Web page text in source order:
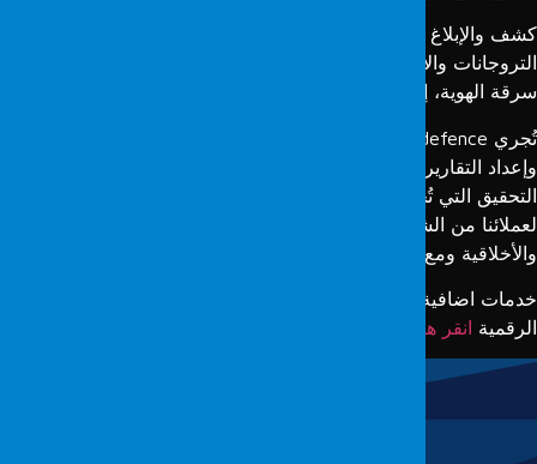
والإبلاغ عن الاحتيال وسرقة الهوية وإصابة الفيروسات/
والأفعال الخبيثة الأخرى: كشف والإبلاغ عن الاحتيال،
الهوية، إصابة الفيروسات/التروجانات والأفعال الخبيثة الأخرى.
التقارير بما يتماشى مع المعايير الجنائية لجميع أنواع عمليات
التي تُجرى عبر أدوات الإنترنت، وخاصة هذه الإجراءات،
من الشركات والأفراد، في ضوء جميع القواعد القانونية
ومع السرية التامة.
انقر هنا